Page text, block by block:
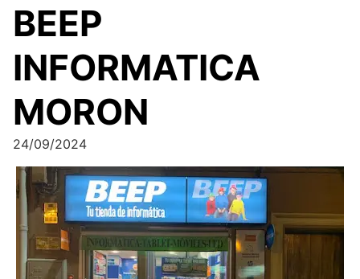
BEEP
INFORMATICA
MORON
24/09/2024